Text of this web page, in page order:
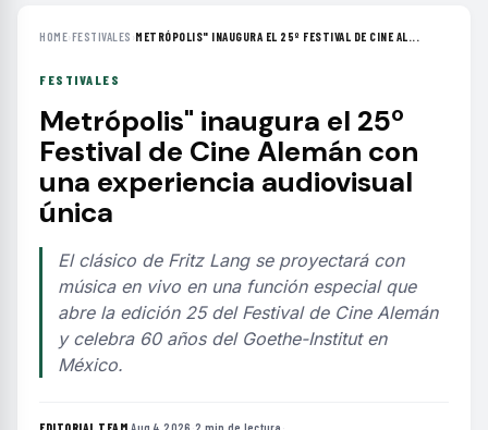
HOME›FESTIVALES ›METRÓPOLIS" INAUGURA EL 25º FESTIVAL DE CINE AL...
FESTIVALES
Metrópolis" inaugura el 25º
Festival de Cine Alemán con
una experiencia audiovisual
única
El clásico de Fritz Lang se proyectará con
música en vivo en una función especial que
abre la edición 25 del Festival de Cine Alemán
y celebra 60 años del Goethe-Institut en
México.